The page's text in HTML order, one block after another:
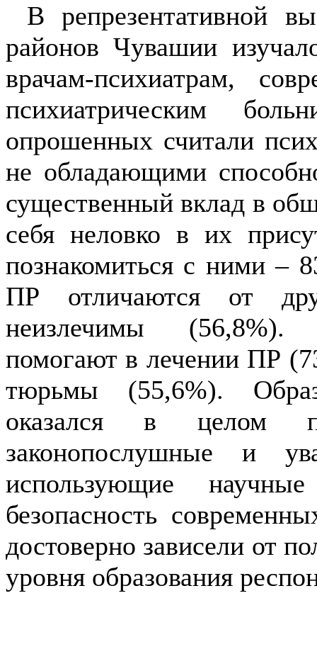
В репрезентативной
районов Чувашии
врачам-психиатрам,
психиа­трическим
опрошенных считали
не обладающими
существенный вклад в
себя неловко в их
познакомиться с ними –
ПР отличаются от
неизлечимы (56,8%).
помогают в лечении ПР
тюрьмы (55,6%). Образ
оказался в целом
законопослушные и
использующие
безопасность
достоверно зависели от
уровня образования